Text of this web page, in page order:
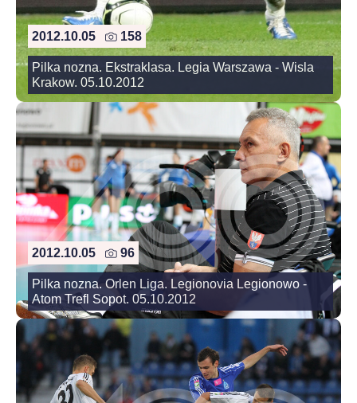
2012.10.05 158
Pilka nozna. Ekstraklasa. Legia Warszawa - Wisla
Krakow. 05.10.2012
2012.10.05 96
Pilka nozna. Orlen Liga. Legionovia Legionowo -
Atom Trefl Sopot. 05.10.2012